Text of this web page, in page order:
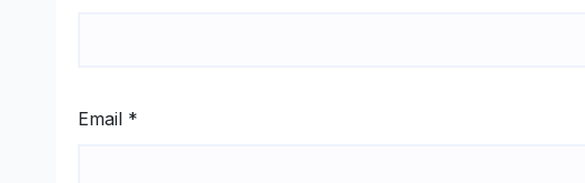
Email *